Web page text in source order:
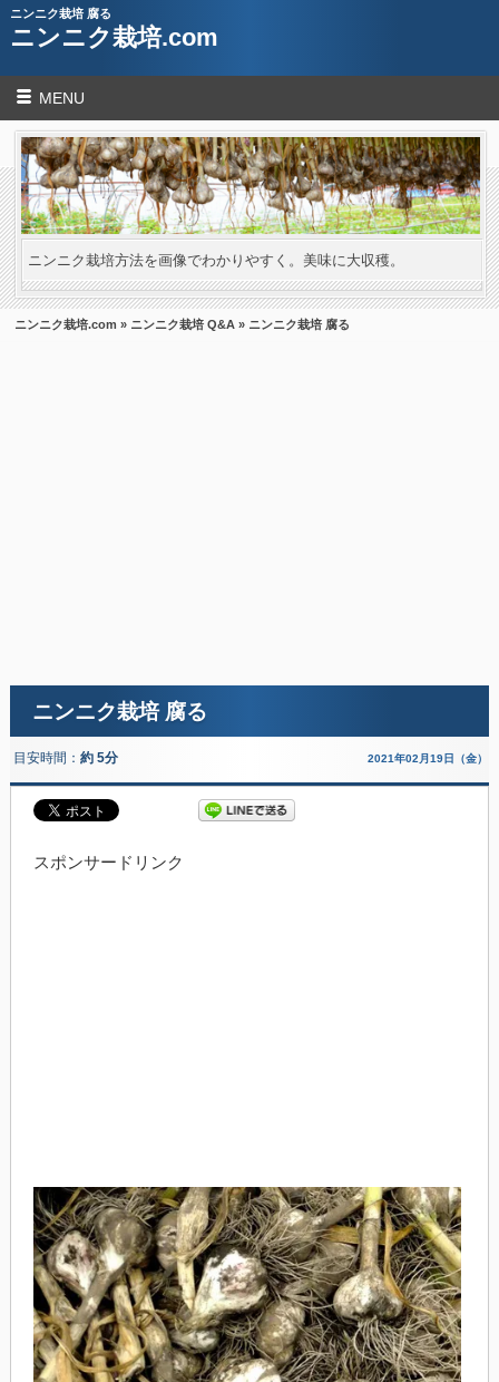
ニンニク栽培 腐る
ニンニク栽培.com
MENU
ニンニク栽培方法を画像でわかりやすく。美味に大収穫。
ニンニク栽培.com » ニンニク栽培 Q&A » ニンニク栽培 腐る
ニンニク栽培 腐る
目安時間： 約 5分 2021年02月19日（金）
スポンサードリンク